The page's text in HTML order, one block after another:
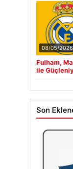
08/05/2026
Fulham,
ile
Son